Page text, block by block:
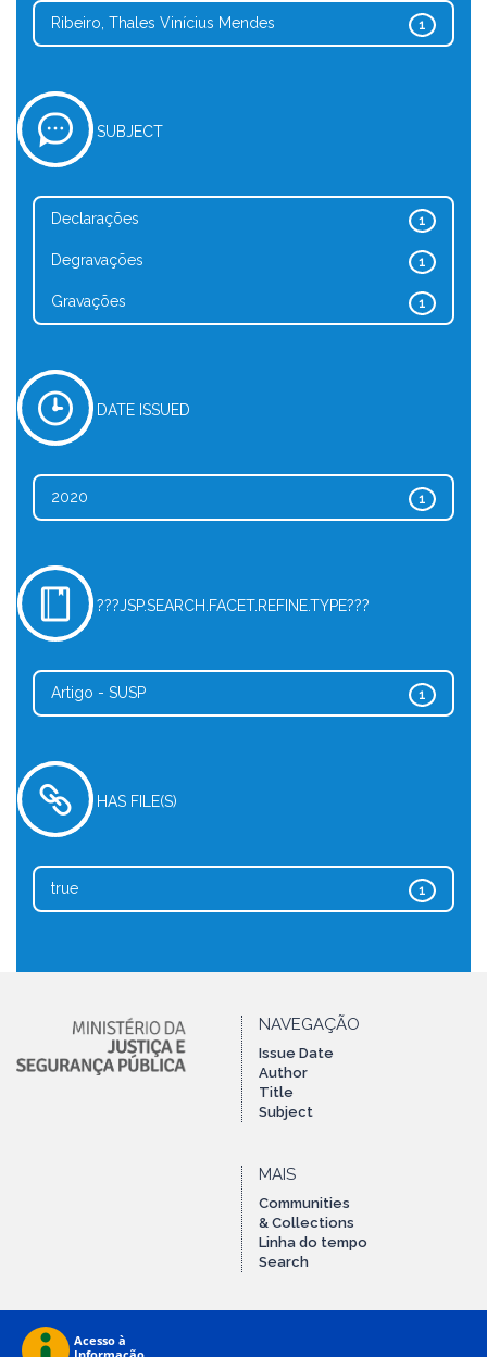
1
Ribeiro, Thales Vinícius Mendes
SUBJECT
1
Declarações
1
Degravações
1
Gravações
DATE ISSUED
1
2020
???JSP.SEARCH.FACET.REFINE.TYPE???
1
Artigo - SUSP
HAS FILE(S)
1
true
NAVEGAÇÃO
Issue Date
Author
Title
Subject
MAIS
Communities
& Collections
Linha do tempo
Search